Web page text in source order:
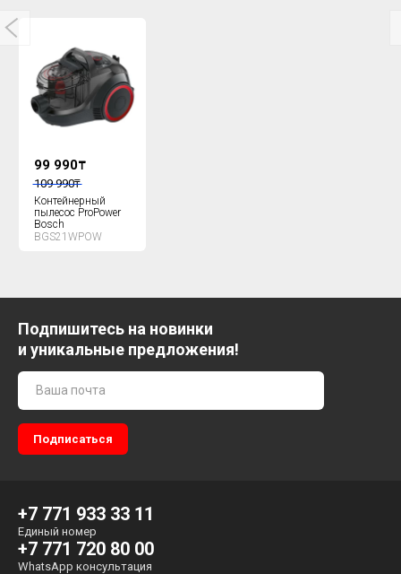
99 990₸
109 990₸
Контейнерный
пылесос ProPower
Bosch
BGS21WPOW
Подпишитесь на новинки
и уникальные предложения!
+7 771 933 33 11
Единый номер
+7 771 720 80 00
WhatsApp консультация